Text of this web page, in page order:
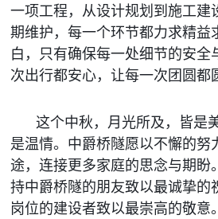
一项工程，从设计规划到施工建
期维护，每一个环节都力求精益
白，只有确保每一处细节的安全
次出行都安心，让每一次团圆都
这个中秋，月光所及，皆是
是温情。中爵桥隧愿以不懈的努
途，连接更多家庭的思念与期盼
持中爵桥隧的朋友致以最诚挚的
岗位的建设者致以最崇高的敬意